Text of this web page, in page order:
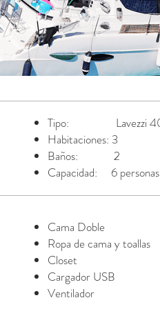
Tipo: Lavezzi
Habitaciones: 3
Baños: 2
Capacidad: 6 personas
Cama Doble
Ropa de cama y toallas
Closet
Cargador USB
Ventilador